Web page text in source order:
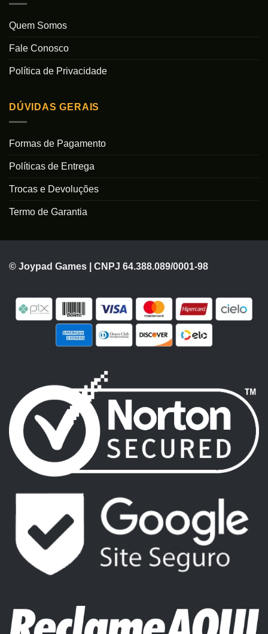
Quem Somos
Fale Conosco
Política de Privacidade
DÚVIDAS GERAIS
Formas de Pagamento
Políticas de Entrega
Trocas e Devoluções
Termo de Garantia
© Joypad Games | CNPJ 64.388.089/0001-98